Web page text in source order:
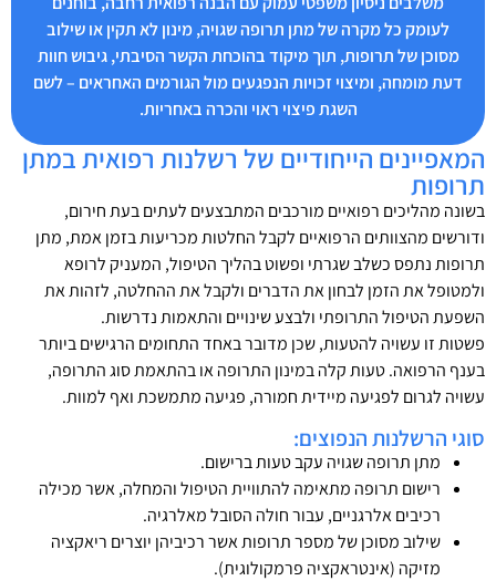
לעומק כל מקרה של מתן תרופה שגויה, מינון לא תקין או שילוב
מסוכן של תרופות, תוך מיקוד בהוכחת הקשר הסיבתי, גיבוש חוות
דעת מומחה, ומיצוי זכויות הנפגעים מול הגורמים האחראים – לשם
השגת פיצוי ראוי והכרה באחריות.
המאפיינים הייחודיים של רשלנות רפואית במתן
תרופות
בשונה מהליכים רפואיים מורכבים המתבצעים לעתים בעת חירום,
ודורשים מהצוותים הרפואיים לקבל החלטות מכריעות בזמן אמת, מתן
תרופות נתפס כשלב שגרתי ופשוט בהליך הטיפול, המעניק לרופא
ולמטופל את הזמן לבחון את הדברים ולקבל את ההחלטה, לזהות את
השפעת הטיפול התרופתי ולבצע שינויים והתאמות נדרשות.
פשטות זו עשויה להטעות, שכן מדובר באחד התחומים הרגישים ביותר
בענף הרפואה. טעות קלה במינון התרופה או בהתאמת סוג התרופה,
עשויה לגרום לפגיעה מיידית חמורה, פגיעה מתמשכת ואף למוות.
סוגי הרשלנות הנפוצים:
מתן תרופה שגויה עקב טעות ברישום.
רישום תרופה מתאימה להתוויית הטיפול והמחלה, אשר מכילה
רכיבים אלרגניים, עבור חולה הסובל מאלרגיה.
שילוב מסוכן של מספר תרופות אשר רכיביהן יוצרים ריאקציה
מזיקה (אינטראקציה פרמקולוגית).